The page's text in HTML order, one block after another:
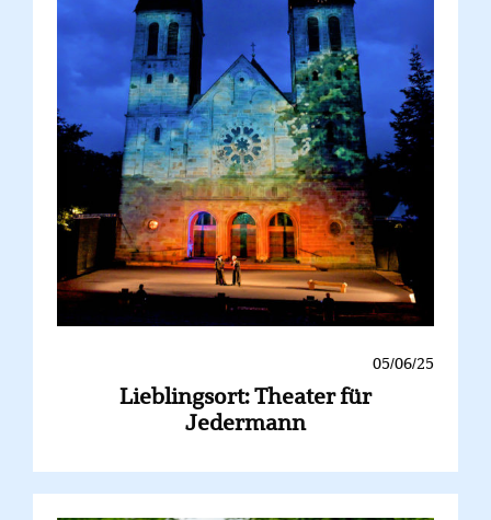
05/06/25
Lieblingsort: Theater für
Jedermann